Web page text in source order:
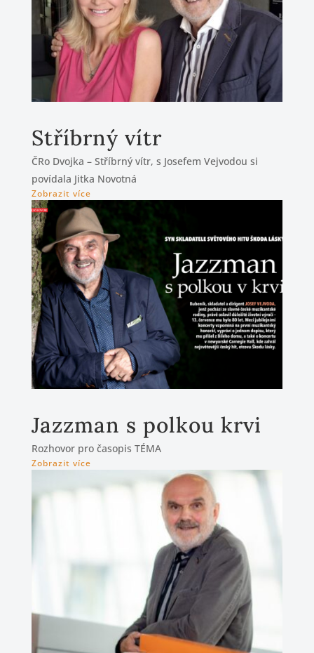
Stříbrný vítr
ČRo Dvojka – Stříbrný vítr, s Josefem Vejvodou si
povídala Jitka Novotná
Zobrazit více
Jazzman s polkou krvi
Rozhovor pro časopis TÉMA
Zobrazit více